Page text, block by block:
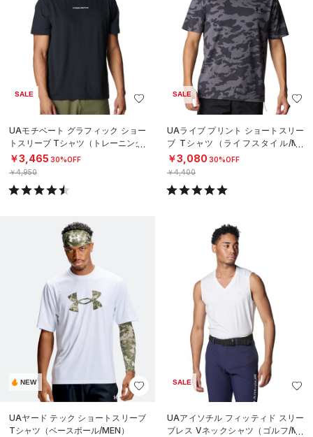
SALE
UAモチベート グラフィック ショー
トスリーブ Tシャツ（トレーニング/
MEN）
￥3,465 30%OFF
￥4,950
SALE
UAライブ プリント ショートスリー
ブ Tシャツ（ライフスタイル/ME
N）
￥3,080 30%OFF
￥4,400
NEW
UAヤード テック ショートスリーブ
Tシャツ（ベースボール/MEN）
SALE
UAアイソチル フィッティド スリー
ブレス Vネックシャツ（ゴルフ/ME